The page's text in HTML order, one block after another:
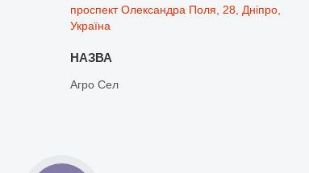
проспект Олександра Поля, 28, Дніпро,
Україна
Агро Сел